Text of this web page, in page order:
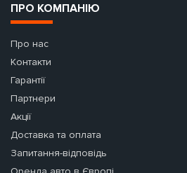
ПРО КОМПАНІЮ
Про нас
Контакти
Гарантії
Партнери
Акції
Доставка та оплата
Запитання-відповідь